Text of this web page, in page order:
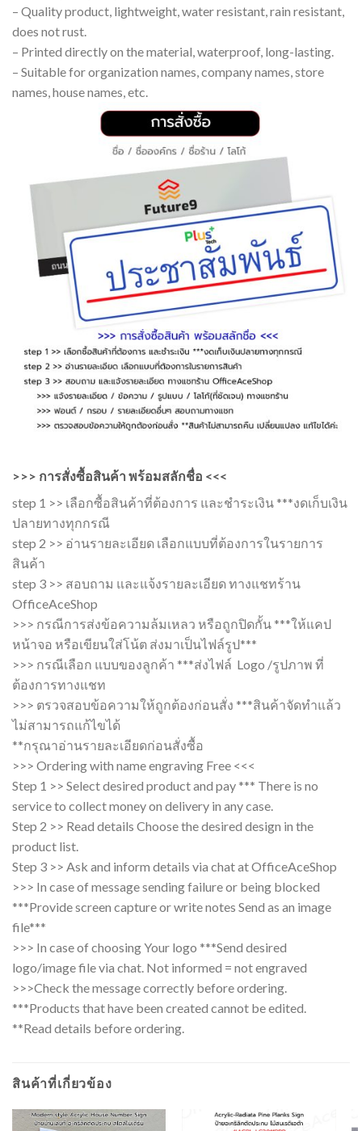
– Quality product, lightweight, water resistant, rain resistant,
does not rust.
– Printed directly on the material, waterproof, long-lasting.
– Suitable for organization names, company names, store
names, house names, etc.
>>> การสั่งซื้อสินค้า พร้อมสลักชื่อ <<<
step 1 >> เลือกซื้อสินค้าที่ต้องการ และชำระเงิน ***งดเก็บเงิน
ปลายทางทุกกรณี
step 2 >> อ่านรายละเอียด เลือกแบบที่ต้องการในรายการ
สินค้า
step 3 >> สอบถาม และแจ้งรายละเอียด ทางแชทร้าน
OfficeAceShop
>>> กรณีการส่งข้อความล้มเหลว หรือถูกปิดกั้น ***ให้แคป
หน้าจอ หรือเขียนใส่โน้ต ส่งมาเป็นไฟล์รูป***
>>> กรณีเลือก แบบของลูกค้า ***ส่งไฟล์ Logo /รูปภาพ ที่
ต้องการทางแชท
>>> ตรวจสอบข้อความให้ถูกต้องก่อนสั่ง ***สินค้าจัดทำแล้ว
ไม่สามารถแก้ไขได้
**กรุณาอ่านรายละเอียดก่อนสั่งซื้อ
>>> Ordering with name engraving Free <<<
Step 1 >> Select desired product and pay *** There is no
service to collect money on delivery in any case.
Step 2 >> Read details Choose the desired design in the
product list.
Step 3 >> Ask and inform details via chat at OfficeAceShop
>>> In case of message sending failure or being blocked
***Provide screen capture or write notes Send as an image
file***
>>> In case of choosing Your logo ***Send desired
logo/image file via chat. Not informed = not engraved
>>>Check the message correctly before ordering.
***Products that have been created cannot be edited.
**Read details before ordering.
สินค้าที่เกี่ยวข้อง